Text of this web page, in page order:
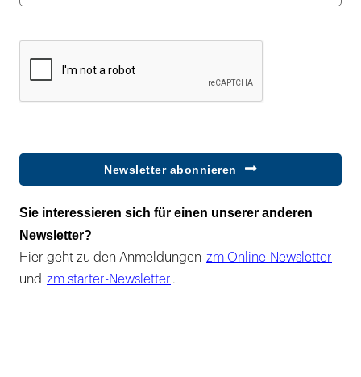
Newsletter abonnieren
Sie interessieren sich für einen unserer anderen
Newsletter?
Hier geht zu den Anmeldungen zm Online-Newsletter
und zm starter-Newsletter .